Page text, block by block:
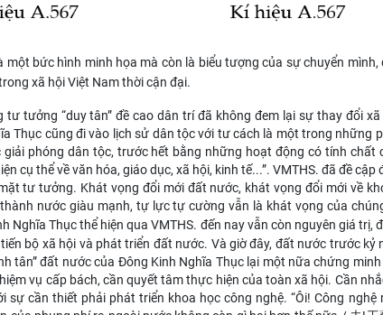
một bức hình minh họa mà còn là biểu tượng của sự chuyển mình,
xã hội Việt Nam thời cận đại.
tư tưởng “duy tân” đề cao dân trí đã không đem lại sự thay đổi
Thục cũng đi vào lịch sử dân tộc với tư cách là một trong những
phóng dân tộc, trước hết bằng những hoạt động có tính chất
cụ thể về văn hóa, giáo dục, xã hội, kinh tế...”. VMTHS. đã đề cập
tư tưởng. Khát vọng đổi mới đất nước, khát vọng đổi mới về
nước giàu mạnh, tự lực tự cường vẫn là khát vọng của
Nghĩa Thục thể hiện qua VMTHS. đến nay vẫn còn nguyên giá trị,
bộ xã hội và phát triển đất nước. Và giờ đây, đất nước trước kỷ
tân” đất nước của Đông Kinh Nghĩa Thục lại một nữa chứng
vụ cấp bách, cần quyết tâm thực hiện của toàn xã hội. Cần
sự cần thiết phải phát triển khoa học công nghệ. “Ôi! Công